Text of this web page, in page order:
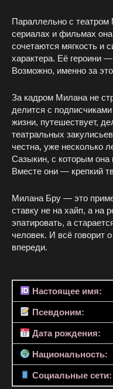
Параллельно с театром
сериалах и фильмах
сочетаются мягкость и
характера. Её героини
Возможно, именно за
За кадром Милана не
делится с
жизни, путешествует,
театральных
честна, уже несколько
Сазыкин, с которым она
Вместе они — крепкий
Милана Бру — это
ставку не на хайп, а на
эпатировать, а
человек. И всё говорит
впереди.
Настоящее имя:
Псевдоним:
Дата рождения:
Национальность:
Социальные сети: